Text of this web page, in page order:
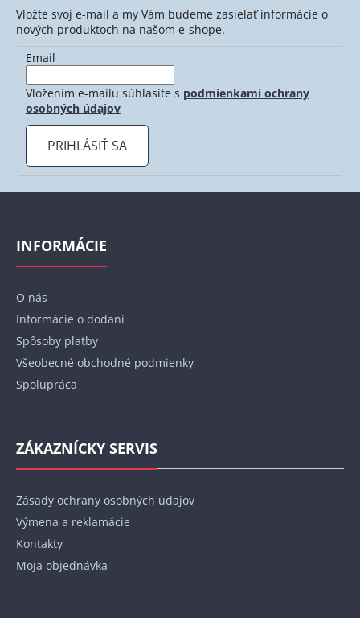
Vložte svoj e-mail a my Vám budeme zasielať informácie o
nových produktoch na našom e-shope.
Email
Vložením e-mailu súhlasíte s podmienkami ochrany
osobných údajov
PRIHLÁSIŤ SA
Z
INFORMÁCIE
O nás
Informácie o dodaní
Spôsoby platby
Všeobecné obchodné podmienky
Spolupráca
ZÁKAZNÍCKY SERVIS
Zásady ochrany osobných údajov
Výmena a reklamácie
Kontakty
Moja objednávka